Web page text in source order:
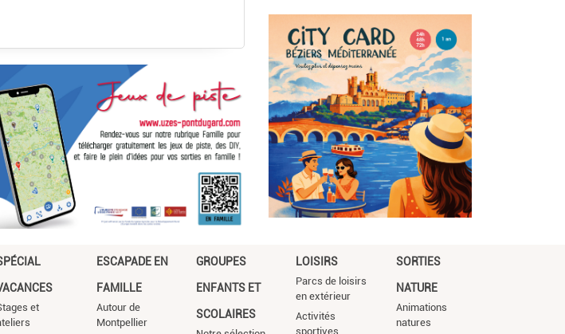
et
ESCAPADE EN
FAMILLE
Autour de
Montpellier
GROUPES
ENFANTS ET
SCOLAIRES
LOISIRS
Parcs de loisirs
en extérieur
Activités
sportives
SORTIES
NATURE
Animations
natures